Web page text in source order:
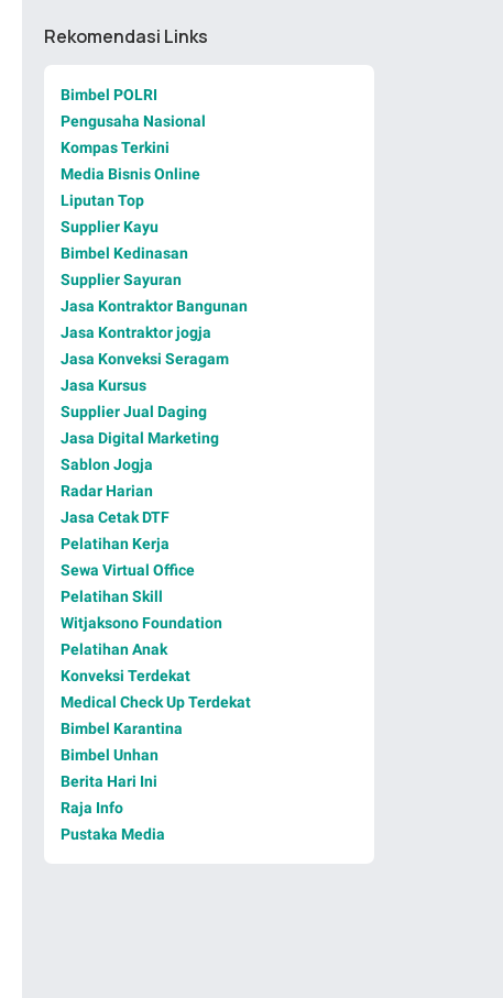
Rekomendasi Links
Bimbel POLRI
Pengusaha Nasional
Kompas Terkini
Media Bisnis Online
Liputan Top
Supplier Kayu
Bimbel Kedinasan
Supplier Sayuran
Jasa Kontraktor Bangunan
Jasa Kontraktor jogja
Jasa Konveksi Seragam
Jasa Kursus
Supplier Jual Daging
Jasa Digital Marketing
Sablon Jogja
Radar Harian
Jasa Cetak DTF
Pelatihan Kerja
Sewa Virtual Office
Pelatihan Skill
Witjaksono Foundation
Pelatihan Anak
Konveksi Terdekat
Medical Check Up Terdekat
Bimbel Karantina
Bimbel Unhan
Berita Hari Ini
Raja Info
Pustaka Media